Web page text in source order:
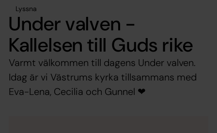
Lyssna
Under valven -
Kallelsen till Guds rike
Varmt välkommen till dagens Under valven.
Idag är vi Västrums kyrka tillsammans med
Eva-Lena, Cecilia och Gunnel ❤